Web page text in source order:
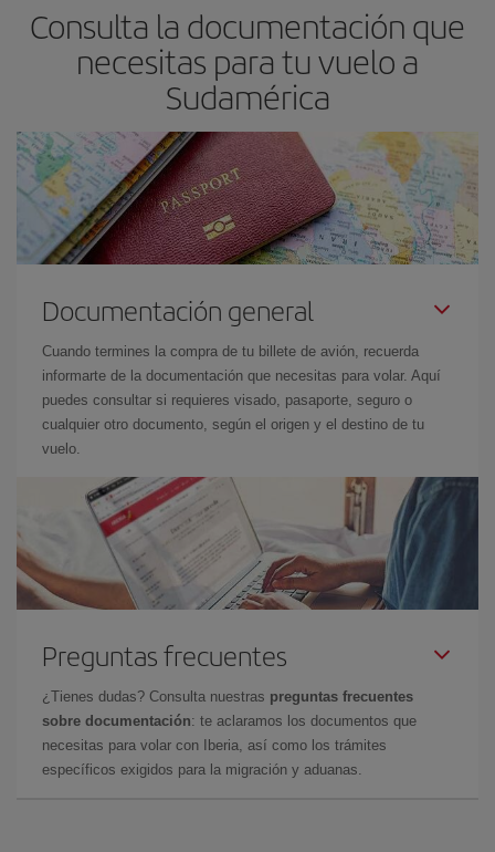
Consulta la documentación que
necesitas para tu vuelo a
Sudamérica
Documentación general
Cuando termines la compra de tu billete de avión, recuerda
informarte de la documentación que necesitas para volar. Aquí
puedes consultar si requieres visado, pasaporte, seguro o
cualquier otro documento, según el origen y el destino de tu
vuelo.
Preguntas frecuentes
¿Tienes dudas? Consulta nuestras preguntas frecuentes
sobre documentación: te aclaramos los documentos que
necesitas para volar con Iberia, así como los trámites
específicos exigidos para la migración y aduanas.